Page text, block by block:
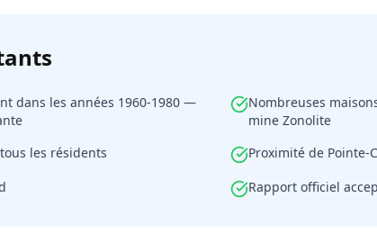
dans les années 1960-1980 —
Nombreuses
mine Zonolite
les résidents
Proximité de Pointe-
Rapport officiel